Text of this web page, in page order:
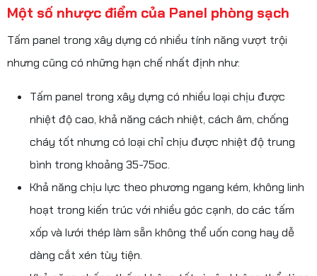
Một số nhược điểm của Panel phòng sạch
Tấm panel trong xây dựng có nhiều tính năng vượt trội
nhưng cũng có những hạn chế nhất định như:
Tấm panel trong xây dựng có nhiều loại chịu được
nhiệt độ cao, khả năng cách nhiệt, cách âm, chống
cháy tốt nhưng có loại chỉ chịu được nhiệt độ trung
bình trong khoảng 35-75oc.
Khả năng chịu lực theo phương ngang kém, không linh
hoạt trong kiến trúc với nhiều góc cạnh, do các tấm
xốp và lưới thép làm sẵn không thể uốn cong hay dễ
dàng cắt xén tùy tiện.